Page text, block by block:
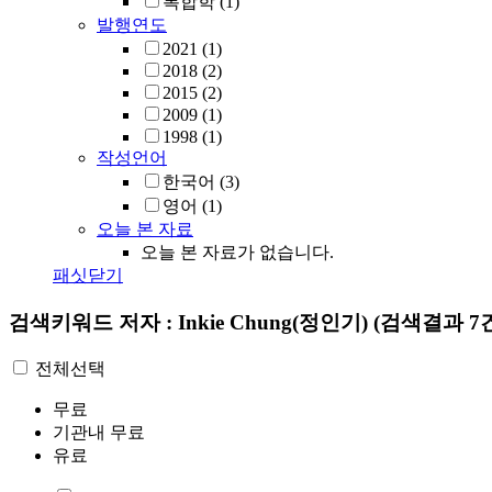
발행연도
2021 (1)
2018 (2)
2015 (2)
2009 (1)
1998 (1)
작성언어
한국어 (3)
영어 (1)
오늘 본 자료
오늘 본 자료가 없습니다.
패싯닫기
검색키워드 저자 : Inkie Chung(정인기) (검색결과 7
전체선택
무료
기관내 무료
유료